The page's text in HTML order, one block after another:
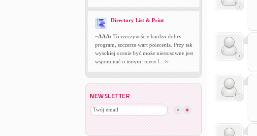
Directory List & Print
~AAA: To rzeczywiście bardzo dobry
program, szczerze wart polecenia. Przy tak
wysokiej ocenie być może niestosowne jest
wspominać o innym, nieco l...